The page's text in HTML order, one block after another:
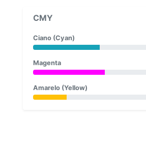
CMY
Ciano (Cyan)
Magenta
Amarelo (Yellow)